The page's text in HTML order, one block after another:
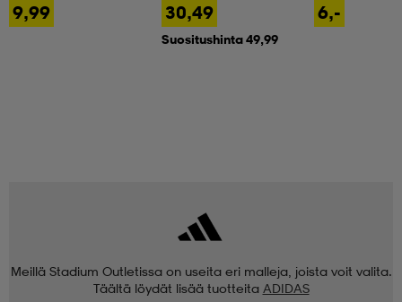
9,99 30,49
Suositushinta 49,99
6,-
Meillä Stadium Outletissa on useita eri malleja, joista voit valita.
Täältä löydät lisää tuotteita ADIDAS